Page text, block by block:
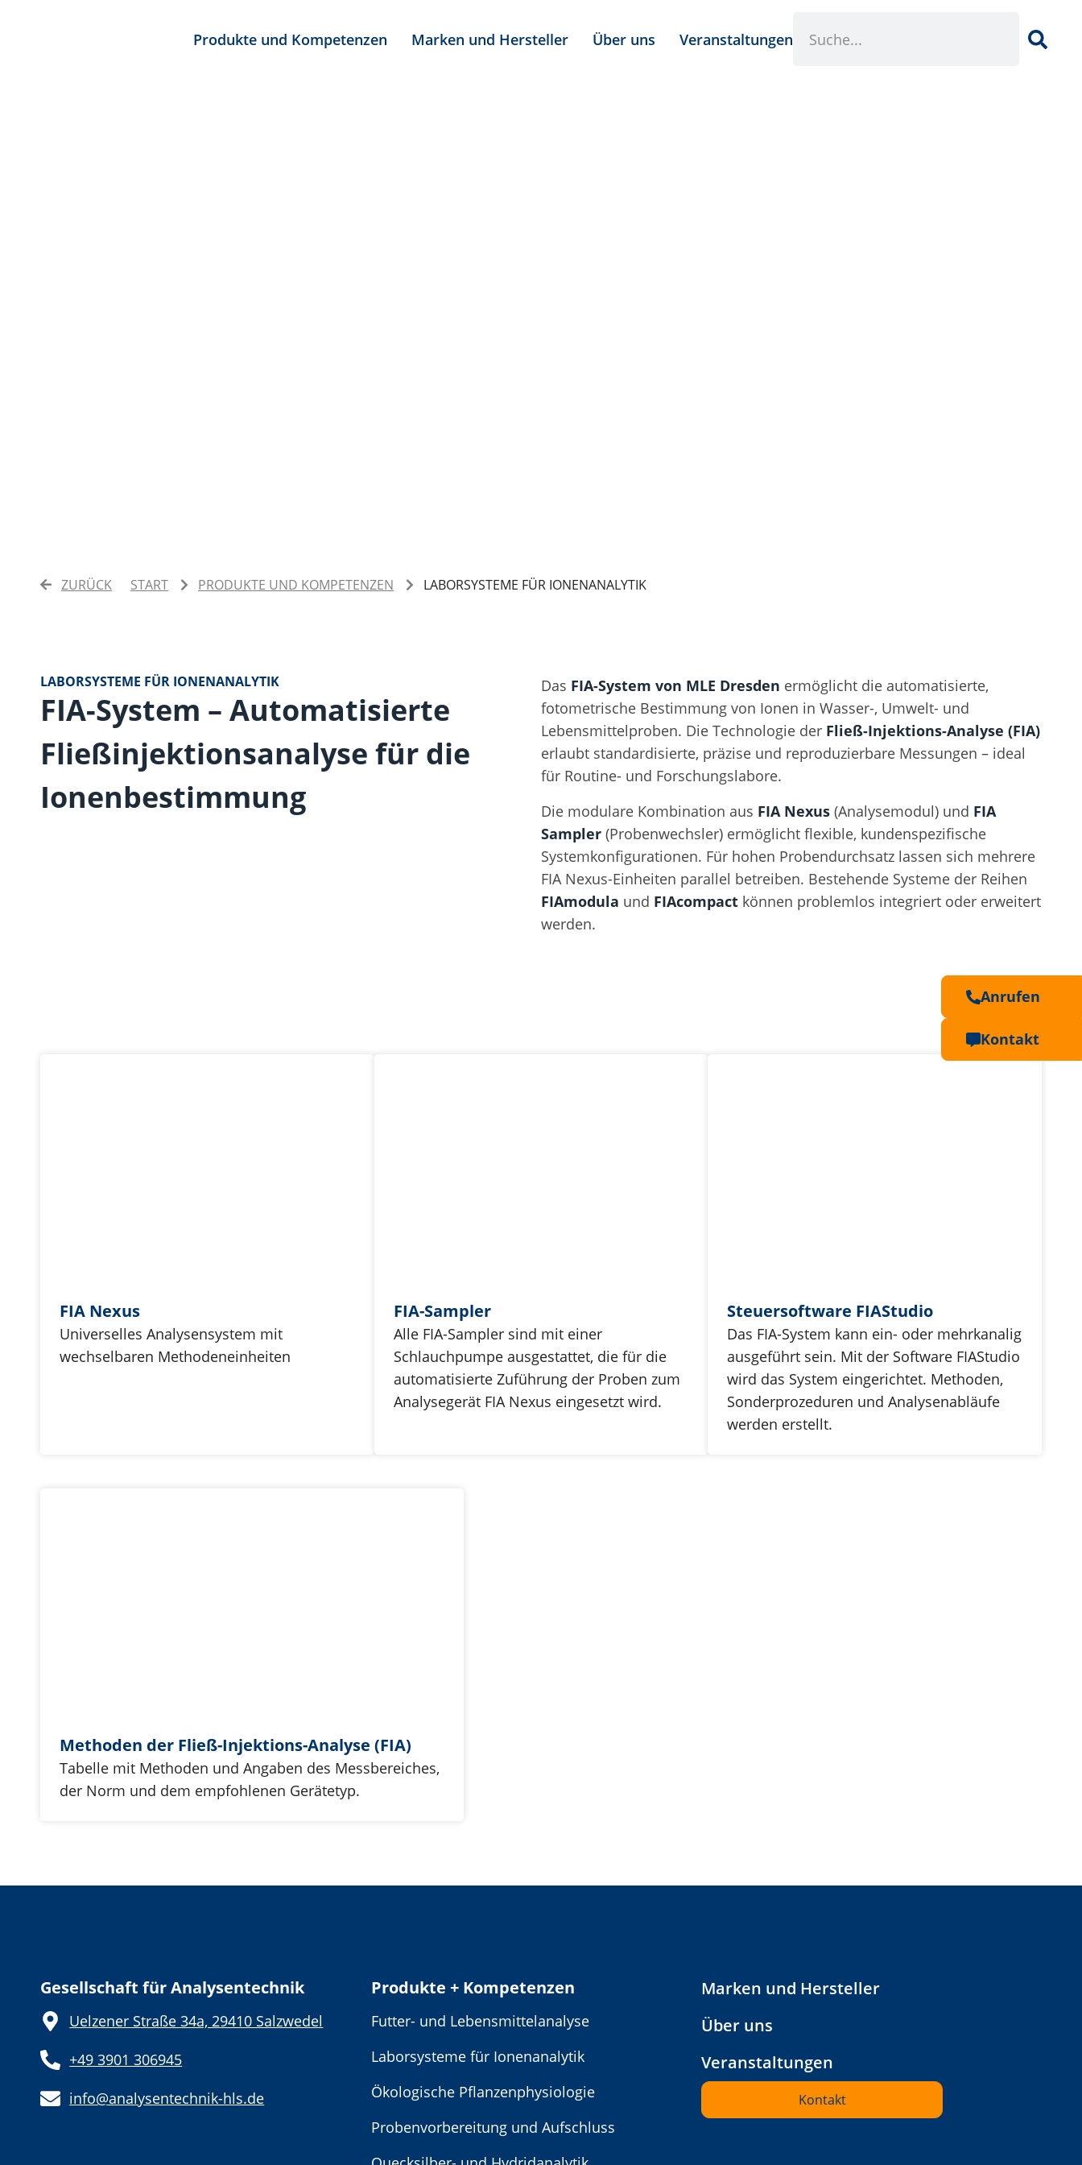
Produkte und Kompetenzen Marken und Hersteller Über uns Veranstaltungen
Anrufen
Kontakt
ZURÜCK START PRODUKTE UND KOMPETENZEN LABORSYSTEME FÜR IONENANALYTIK
LABORSYSTEME FÜR IONENANALYTIK
FIA-System – Automatisierte
Fließinjektionsanalyse für die
Ionenbestimmung
Das FIA-System von MLE Dresden ermöglicht die automatisierte,
fotometrische Bestimmung von Ionen in Wasser-, Umwelt- und
Lebensmittelproben. Die Technologie der Fließ-Injektions-Analyse (FIA)
erlaubt standardisierte, präzise und reproduzierbare Messungen – ideal
für Routine- und Forschungslabore.
Die modulare Kombination aus FIA Nexus (Analysemodul) und FIA
Sampler (Probenwechsler) ermöglicht flexible, kundenspezifische
Systemkonfigurationen. Für hohen Probendurchsatz lassen sich mehrere
FIA Nexus-Einheiten parallel betreiben. Bestehende Systeme der Reihen
FIAmodula und FIAcompact können problemlos integriert oder erweitert
werden.
FIA Nexus
Universelles Analysensystem mit
wechselbaren Methodeneinheiten
FIA-Sampler
Alle FIA-Sampler sind mit einer
Schlauchpumpe ausgestattet, die für die
automatisierte Zuführung der Proben zum
Analysegerät FIA Nexus eingesetzt wird.
Steuersoftware FIAStudio
Das FIA-System kann ein- oder mehrkanalig
ausgeführt sein. Mit der Software FIAStudio
wird das System eingerichtet. Methoden,
Sonderprozeduren und Analysenabläufe
werden erstellt.
Methoden der Fließ-Injektions-Analyse (FIA)
Tabelle mit Methoden und Angaben des Messbereiches,
der Norm und dem empfohlenen Gerätetyp.
Gesellschaft für Analysentechnik
Uelzener Straße 34a, 29410 Salzwedel
+49 3901 306945
info@analysentechnik-hls.de
Produkte + Kompetenzen
Futter- und Lebensmittelanalyse
Laborsysteme für Ionenanalytik
Ökologische Pflanzenphysiologie
Probenvorbereitung und Aufschluss
Marken und Hersteller
Über uns
Veranstaltungen
Kontakt